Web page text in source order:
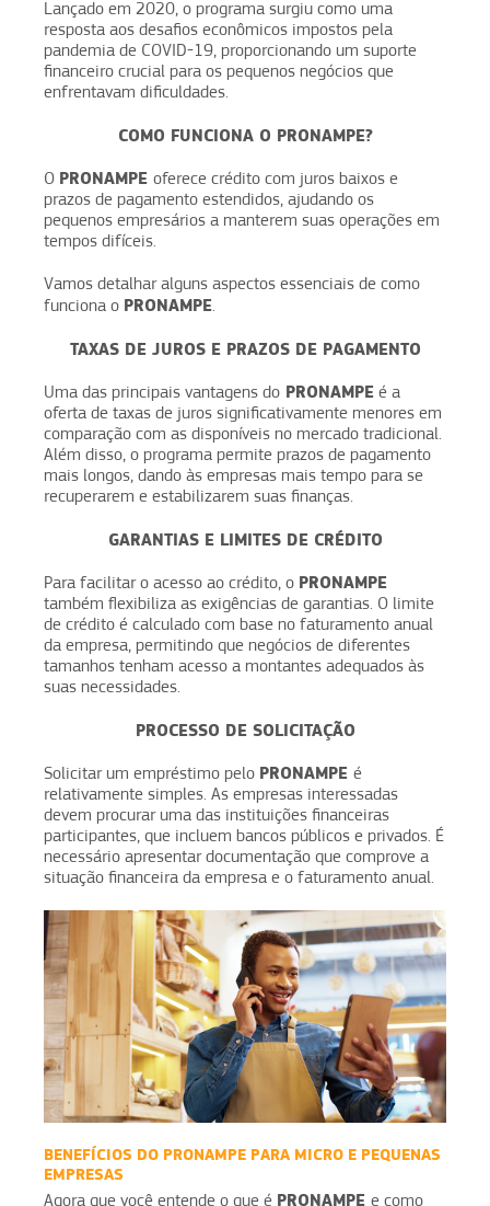
Lançado em 2020, o programa surgiu como uma
resposta aos desafios econômicos impostos pela
pandemia de COVID-19, proporcionando um suporte
financeiro crucial para os pequenos negócios que
enfrentavam dificuldades.
COMO FUNCIONA O PRONAMPE?
O PRONAMPE oferece crédito com juros baixos e
prazos de pagamento estendidos, ajudando os
pequenos empresários a manterem suas operações em
tempos difíceis.
Vamos detalhar alguns aspectos essenciais de como
funciona o PRONAMPE.
TAXAS DE JUROS E PRAZOS DE PAGAMENTO
Uma das principais vantagens do PRONAMPE é a
oferta de taxas de juros significativamente menores em
comparação com as disponíveis no mercado tradicional.
Além disso, o programa permite prazos de pagamento
mais longos, dando às empresas mais tempo para se
recuperarem e estabilizarem suas finanças.
GARANTIAS E LIMITES DE CRÉDITO
Para facilitar o acesso ao crédito, o PRONAMPE
também flexibiliza as exigências de garantias. O limite
de crédito é calculado com base no faturamento anual
da empresa, permitindo que negócios de diferentes
tamanhos tenham acesso a montantes adequados às
suas necessidades.
PROCESSO DE SOLICITAÇÃO
Solicitar um empréstimo pelo PRONAMPE é
relativamente simples. As empresas interessadas
devem procurar uma das instituições financeiras
participantes, que incluem bancos públicos e privados. É
necessário apresentar documentação que comprove a
situação financeira da empresa e o faturamento anual.
BENEFÍCIOS DO PRONAMPE PARA MICRO E PEQUENAS
EMPRESAS
Agora que você entende o que é PRONAMPE e como